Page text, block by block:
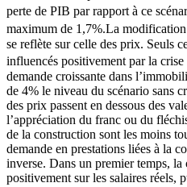
perte de PIB par rapport à ce
maximum de 1,7%.La
se reflète sur celle des prix. Seuls
influencés positivement par la
demande croissante dans
de 4% le niveau du scénario sans
des prix passent en dessous des
l’appréciation du franc ou du
de la construction sont les moins
demande en prestations liées à la
inverse. Dans un premier temps, la
positivement sur les salaires réels,